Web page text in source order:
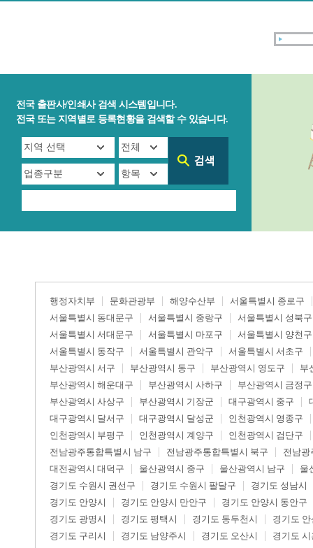
전국 출판사/인쇄사 검색 시스템입니다.
전국 또는 지역별로 등록현황을 검색할 수 있습니다.
행정자치부 문화관광부 해양수산부
서울특별시 종로구
서울특별시 동대문구
서울특별시 중랑구
서울특별시 성북구
서울특별시 서대문구
서울특별시 마포구
서울특별시 양천구
서울특별시 동작구
서울특별시 관악구
서울특별시 서초구
부산광역시 서구
부산광역시 동구 부산광역시 영도구
부
부산광역시 해운대구
부산광역시 사하구
부산광역시 금정구
부산광역시 사상구
부산광역시 기장군 대구광역시 중구
대구광역시 달서구
대구광역시 달성군
인천광역시 영종구
인천광역시 부평구
인천광역시 계양구
인천광역시 검단구
전남광주통합특별시 남구
전남광주통합특별시 북구
전남광
대전광역시 대덕구
울산광역시 중구 울산광역시 남구
울
경기도 수원시 권선구
경기도 수원시 팔달구
경기도 성남시
경기도 안양시
경기도 안양시 만안구
경기도 안양시 동안구
경기도 광명시
경기도 평택시 경기도 동두천시
경기도
경기도 구리시
경기도 남양주시 경기도 오산시
경기도